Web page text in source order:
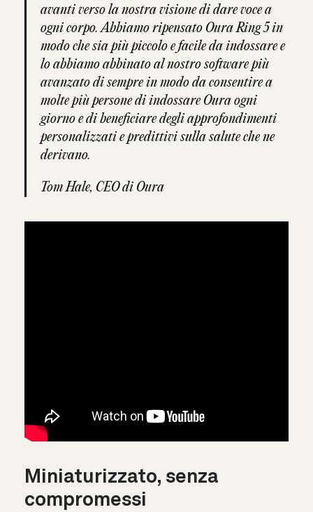
avanti verso la nostra visione di dare voce a
ogni corpo. Abbiamo ripensato Oura Ring 5 in
modo che sia più piccolo e facile da indossare e
lo abbiamo abbinato al nostro software più
avanzato di sempre in modo da consentire a
molte più persone di indossare Oura ogni
giorno e di beneficiare degli approfondimenti
personalizzati e predittivi sulla salute che ne
derivano.
Tom Hale, CEO di Oura
Miniaturizzato, senza
compromessi